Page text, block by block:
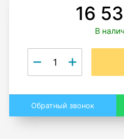
16
В
Обратный звонок